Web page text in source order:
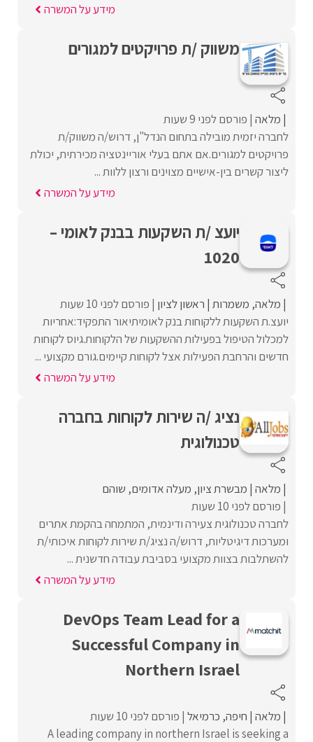
מידע על המשרה
משווק /ת פרויקטים למגורים
מלאה פורסם לפני 9 שעות
לחברה יזמית מובילה בתחום הנדל"ן, דרוש/ה משווק/ת
פרויקטים למגורים.אם אתם בעלי אוריינטציה מכירתית, יכולת
ליצור קשרים בין-אישיים מצוינים ורצון ללוות ...
מידע על המשרה
יועצ /ת השקעות בבנק לאומי –
1020
מלאה משמרות ראשון לציון פורסם לפני 10 שעות
יועצ.ת השקעות ללקוחות בנק לאומיתיאור התפקיד:אחריות
למכלול הטיפול בפעילות ההשקעות של הלקוחות.גיוס לקוחות
חדשים והרחבת הפעילות אצל לקוחות קיימים.גורם מקצועי ...
מידע על המשרה
נציג /ה שירות לקוחות בחברה
טכנולוגית
מלאה מבשרת ציון מעלה אדומים שוהם
פורסם לפני 10 שעות
לחברה טכנולוגית צעירה ודינמית, המתמחה בהקמת אתרים
ומערכות דיגיטליות, דרוש/ה נציג/ת שירות לקוחות איכותי/ת
להשתלבות בצוות מקצועי בסביבת עבודה חדשנית ...
מידע על המשרה
DevOps Team Lead for a
Successful Company in
Northern Israel
מלאה חיפה כרמיאל פורסם לפני 10 שעות
A leading company in northern Israel is seeking a